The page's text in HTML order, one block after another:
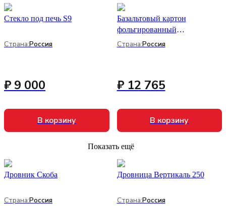
Стекло под печь S9
Страна:Россия
₽ 9 000
В корзину
Базальтовый картон
фольгированный
1000х600х10мм (20шт/уп) (Б)
Страна:Россия
₽ 12 765
В корзину
Показать ещё
Дровник Скоба
Страна:Россия
Дровница Вертикаль 250
Страна:Россия